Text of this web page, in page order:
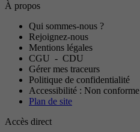
À propos
Qui sommes-nous ?
Rejoignez-nous
Mentions légales
CGU - CDU
Gérer mes traceurs
Politique de confidentialité
Accessibilité : Non conforme
Plan de site
Accès direct